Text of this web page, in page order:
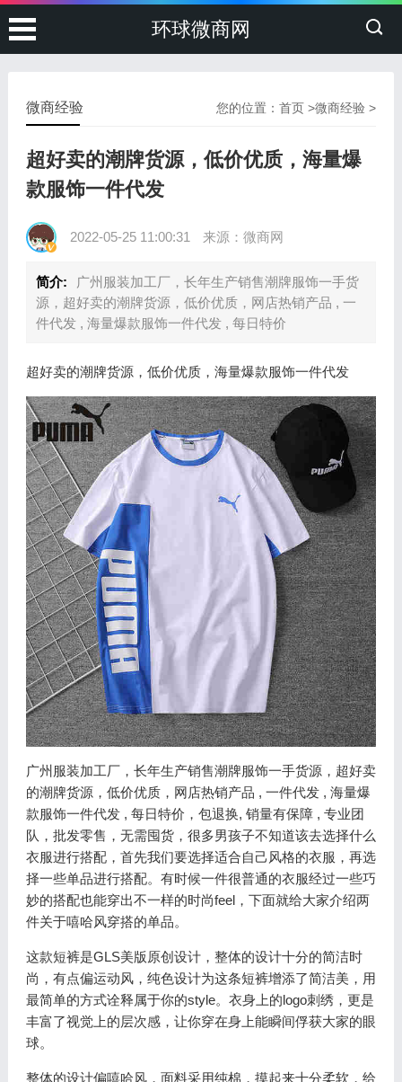
环球微商网
您的位置：首页 >微商经验 >
微商经验
超好卖的潮牌货源，低价优质，海量爆
款服饰一件代发
2022-05-25 11:00:31 来源：微商网
简介:
广州服装加工厂，长年生产销售潮牌服饰一手货
源，超好卖的潮牌货源，低价优质，网店热销产品 , 一
件代发 , 海量爆款服饰一件代发 , 每日特价
超好卖的潮牌货源，低价优质，海量爆款服饰一件代发
广州服装加工厂，长年生产销售潮牌服饰一手货源，超好卖
的潮牌货源，低价优质，网店热销产品 , 一件代发 , 海量爆
款服饰一件代发 , 每日特价，包退换, 销量有保障 , 专业团
队，批发零售，无需囤货，很多男孩子不知道该去选择什么
衣服进行搭配，首先我们要选择适合自己风格的衣服，再选
择一些单品进行搭配。有时候一件很普通的衣服经过一些巧
妙的搭配也能穿出不一样的时尚feel，下面就给大家介绍两
件关于嘻哈风穿搭的单品。
这款短裤是GLS美版原创设计，整体的设计十分的简洁时
尚，有点偏运动风，纯色设计为这条短裤增添了简洁美，用
最简单的方式诠释属于你的style。衣身上的logo刺绣，更是
丰富了视觉上的层次感，让你穿在身上能瞬间俘获大家的眼
球。
整体的设计偏嘻哈风，面料采用纯棉，摸起来十分柔软，给